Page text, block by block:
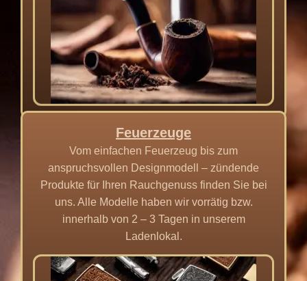
Feuerzeuge
Vom einfachen Feuerzeug bis zum
anspruchsvollen Designmodell – zündende
Produkte für Ihren Rauchgenuss finden Sie bei
uns. Alle Modelle haben wir vorrätig bzw.
innerhalb von 2 – 3 Tagen in unserem
Ladenlokal.